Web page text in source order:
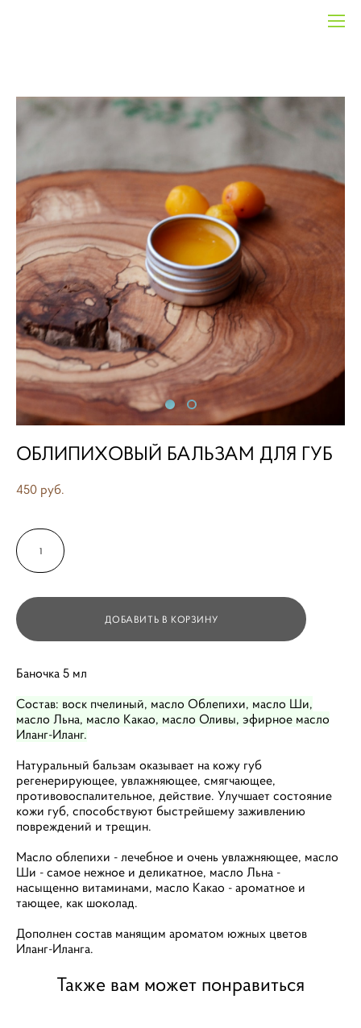
ОБЛИПИХОВЫЙ БАЛЬЗАМ ДЛЯ ГУБ
450 pуб.
ДОБАВИТЬ В КОРЗИНУ
Баночка 5 мл
Состав: воск пчелиный, масло Облепихи, масло Ши,
масло Льна, масло Какао, масло Оливы, эфирное масло
Иланг-Иланг.
Натуральный бальзам оказывает на кожу губ
регенерирующее, увлажняющее, смягчающее,
противовоспалительное, действие. Улучшает состояние
кожи губ, способствуют быстрейшему заживлению
повреждений и трещин.
Масло облепихи - лечебное и очень увлажняющее, масло
Ши - самое нежное и деликатное, масло Льна -
насыщенно витаминами, масло Какао - ароматное и
тающее, как шоколад.
Дополнен состав манящим ароматом южных цветов
Иланг-Иланга.
Также вам может понравиться